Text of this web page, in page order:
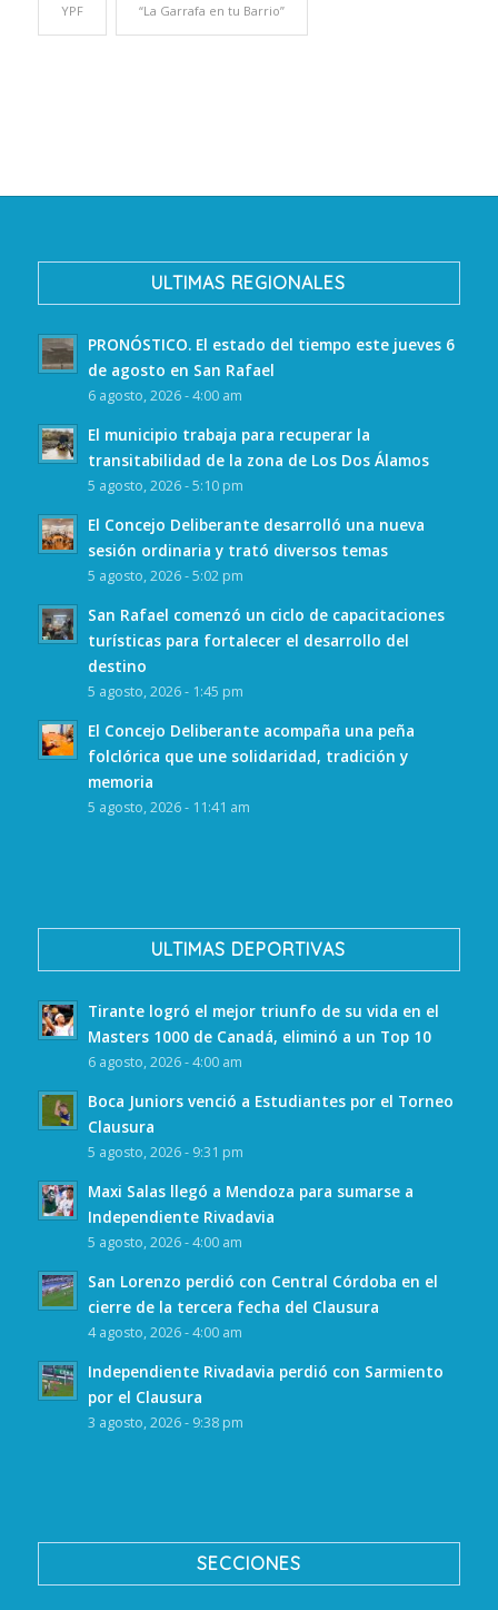
YPF “La Garrafa en tu Barrio”
ULTIMAS REGIONALES
PRONÓSTICO. El estado del tiempo este jueves 6
de agosto en San Rafael
6 agosto, 2026 - 4:00 am
El municipio trabaja para recuperar la
transitabilidad de la zona de Los Dos Álamos
5 agosto, 2026 - 5:10 pm
El Concejo Deliberante desarrolló una nueva
sesión ordinaria y trató diversos temas
5 agosto, 2026 - 5:02 pm
San Rafael comenzó un ciclo de capacitaciones
turísticas para fortalecer el desarrollo del
destino
5 agosto, 2026 - 1:45 pm
El Concejo Deliberante acompaña una peña
folclórica que une solidaridad, tradición y
memoria
5 agosto, 2026 - 11:41 am
ULTIMAS DEPORTIVAS
Tirante logró el mejor triunfo de su vida en el
Masters 1000 de Canadá, eliminó a un Top 10
6 agosto, 2026 - 4:00 am
Boca Juniors venció a Estudiantes por el Torneo
Clausura
5 agosto, 2026 - 9:31 pm
Maxi Salas llegó a Mendoza para sumarse a
Independiente Rivadavia
5 agosto, 2026 - 4:00 am
San Lorenzo perdió con Central Córdoba en el
cierre de la tercera fecha del Clausura
4 agosto, 2026 - 4:00 am
Independiente Rivadavia perdió con Sarmiento
por el Clausura
3 agosto, 2026 - 9:38 pm
SECCIONES